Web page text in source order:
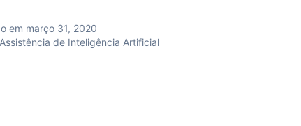
em março 31, 2020
de Inteligência Artificial